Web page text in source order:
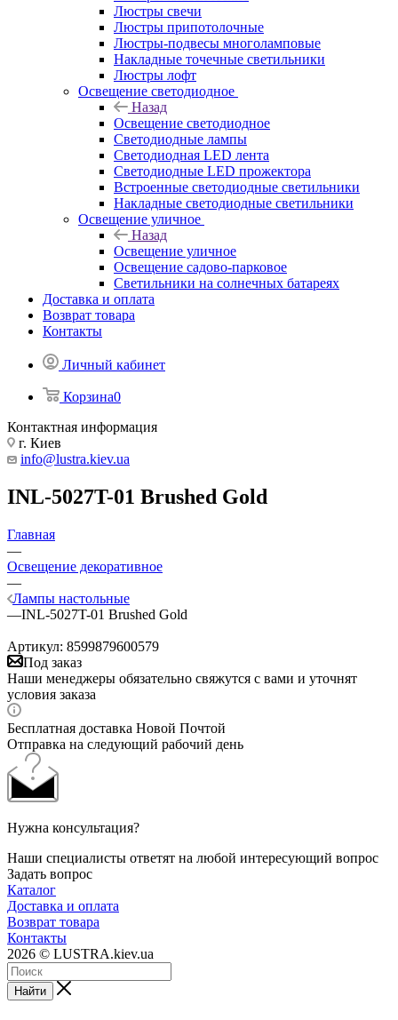
Люстры свечи
Люстры припотолочные
Люстры-подвесы многоламповые
Накладные точечные светильники
Люстры лофт
Освещение светодиодное
Назад
Освещение светодиодное
Светодиодные лампы
Светодиодная LED лента
Светодиодные LED прожектора
Встроенные светодиодные светильники
Накладные светодиодные светильники
Освещение уличное
Назад
Освещение уличное
Освещение садово-парковое
Светильники на солнечных батареях
Доставка и оплата
Возврат товара
Контакты
Личный кабинет
Корзина0
Контактная информация
г. Киев
info@lustra.kiev.ua
INL-5027T-01 Brushed Gold
Главная
—
Освещение декоративное
—
Лампы настольные
—INL-5027T-01 Brushed Gold
Артикул: 8599879600579
Под заказ
Наши менеджеры обязательно свяжутся с вами и уточнят
условия заказа
Бесплатная доставка Новой Почтой
Отправка на следующий рабочий день
Нужна консультация?
Наши специалисты ответят на любой интересующий вопрос
Задать вопрос
Каталог
Доставка и оплата
Возврат товара
Контакты
2026 © LUSTRA.kiev.ua
Найти